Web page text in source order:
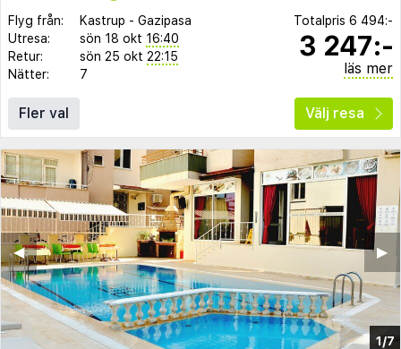
Flyg från: Kastrup - Gazipasa
Utresa:
sön 18 okt 16:40
Retur:
sön 25 okt 22:15
Nätter:
7
Totalpris 6 494:-
3 247:-
läs mer
Fler val Välj resa
1/7
▶︎
◀︎